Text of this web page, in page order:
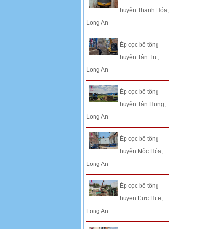
huyện Thạnh Hóa,
Long An
Ép cọc bê tông
huyện Tân Trụ,
Long An
Ép cọc bê tông
huyện Tân Hưng,
Long An
Ép cọc bê tông
huyện Mộc Hóa,
Long An
Ép cọc bê tông
huyện Đức Huệ,
Long An